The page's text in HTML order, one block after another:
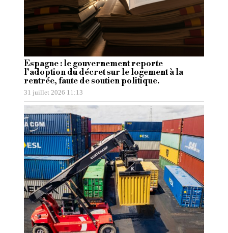
Espagne : le gouvernement reporte
l’adoption du décret sur le logement à la
rentrée, faute de soutien politique.
31 juillet 2026 11:13